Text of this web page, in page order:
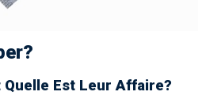
Quelle Est Leur Affaire?